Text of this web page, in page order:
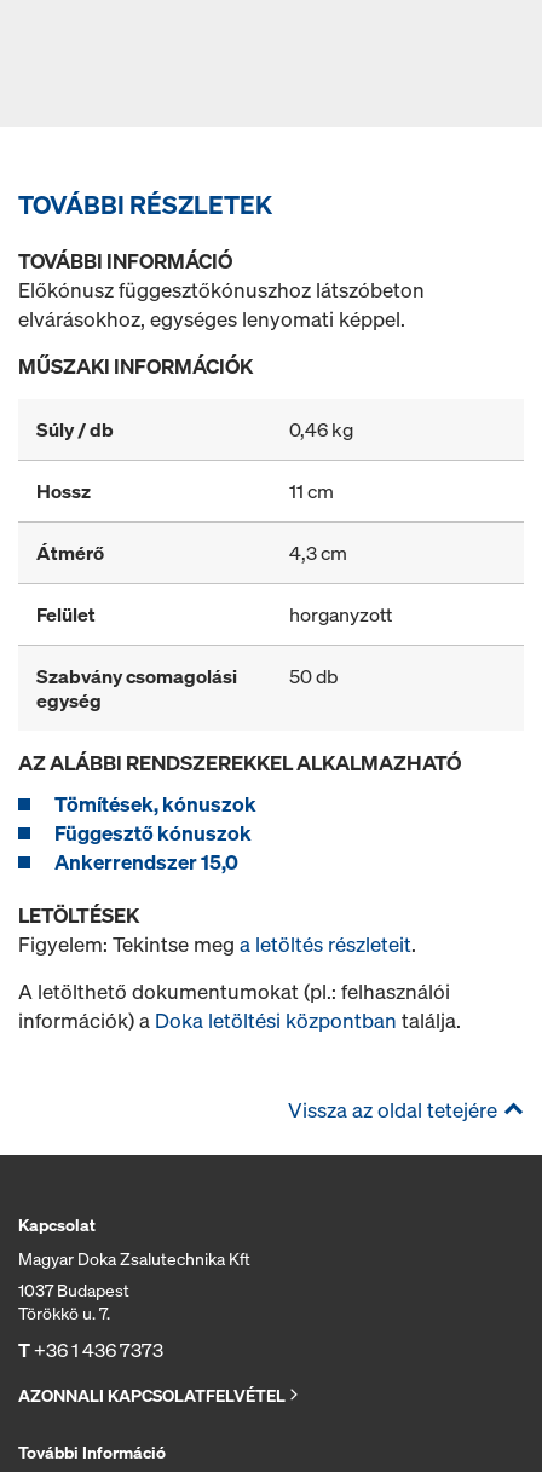
TOVÁBBI RÉSZLETEK
TOVÁBBI INFORMÁCIÓ
Előkónusz függesztőkónuszhoz látszóbeton
elvárásokhoz, egységes lenyomati képpel.
MŰSZAKI INFORMÁCIÓK
Súly / db 0,46 kg
Hossz 11 cm
Átmérő 4,3 cm
Felület horganyzott
Szabvány csomagolási
egység
50 db
AZ ALÁBBI RENDSZEREKKEL ALKALMAZHATÓ
Tömítések, kónuszok
Függesztő kónuszok
Ankerrendszer 15,0
LETÖLTÉSEK
Figyelem: Tekintse meg a letöltés részleteit.
A letölthető dokumentumokat (pl.: felhasználói
információk) a Doka letöltési központban találja.
Vissza az oldal tetejére
Kapcsolat
Magyar Doka Zsalutechnika Kft
1037 Budapest
Törökkö u. 7.
T+36 1 436 7373
AZONNALI KAPCSOLATFELVÉTEL
További Információ